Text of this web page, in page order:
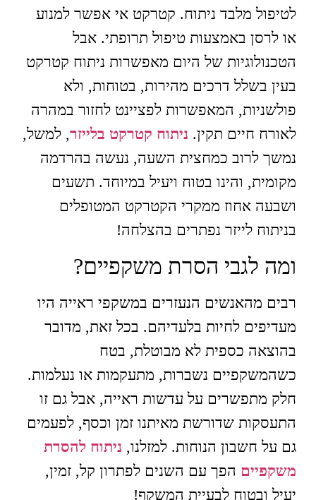
לטיפול מלבד ניתוח. קטרקט אי אפשר למנוע
או לרסן באמצעות טיפול תרופתי. אבל
הטכנולוגיות של היום מאפשרות ניתוח קטרקט
בעין בשלל דרכים מהירות, בטוחות, ולא
פולשניות, המאפשרות לפציינט לחזור במהרה
לאורח חיים תקין. ניתוח קטרקט בלייזר, למשל,
נמשך לרוב כמחצית השעה, נעשה בהרדמה
מקומית, והינו בטוח ויעיל במיוחד. תשעים
ושבעה אחוז ממקרי הקטרקט המטופלים
בניתוח לייזר נפתרים בהצלחה!
ומה לגבי הסרת משקפיים?
רבים מהאנשים הנעזרים במשקפי ראייה היו
מעדיפים לחיות בלעדיהם. בכל זאת, מדובר
בהוצאה כספית לא מבוטלת, בטח
כשהמשקפיים נשברות, מתעקמות או נעלמות.
חלק מתפשרים על עדשות ראייה, אבל גם זו
התעסקות שדורשת מאיתנו זמן וכסף, לפעמים
גם על חשבון הנוחות. למזלנו, ניתוח להסרת
משקפיים הפך עם השנים לפתרון קל, זמין,
יעיל ובטוח לבעיית המשקף!